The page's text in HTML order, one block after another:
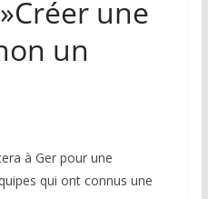
une
un
à Ger pour une
qui ont connus une